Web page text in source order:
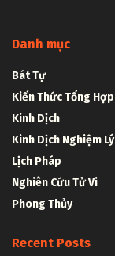
Danh mục
Bát Tự
Kiến Thức Tổng Hợp
Kinh Dịch
Kinh Dịch Nghiệm Lý
Lịch Pháp
Nghiên Cứu Tử Vi
Phong Thủy
Recent Posts